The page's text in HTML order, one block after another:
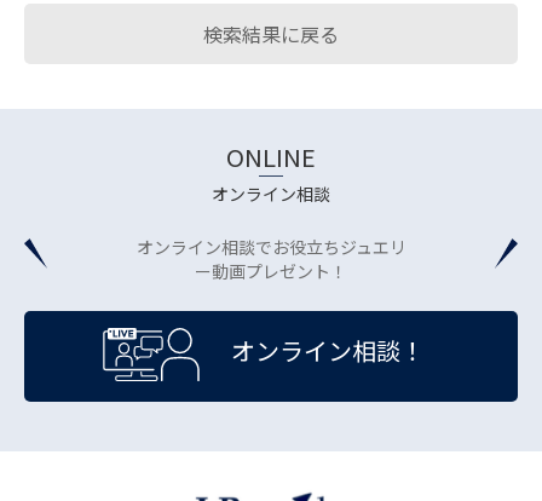
検索結果に戻る
ONLINE
オンライン相談
オンライン相談でお役立ちジュエリ
ー動画プレゼント！
オンライン相談！